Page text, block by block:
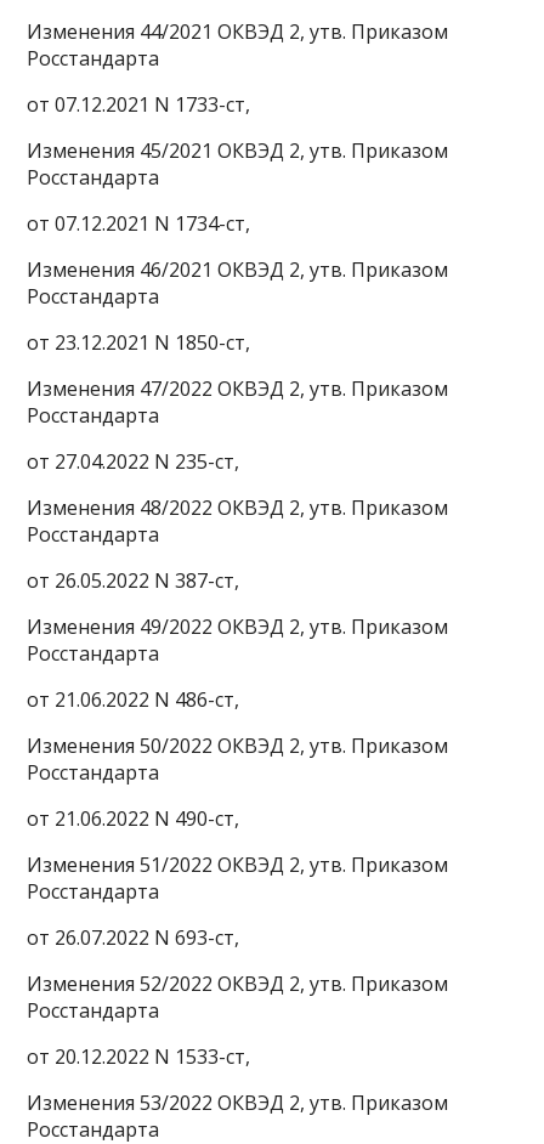
Изменения 44/2021 ОКВЭД 2, утв. Приказом
Росстандарта
от 07.12.2021 N 1733-ст,
Изменения 45/2021 ОКВЭД 2, утв. Приказом
Росстандарта
от 07.12.2021 N 1734-ст,
Изменения 46/2021 ОКВЭД 2, утв. Приказом
Росстандарта
от 23.12.2021 N 1850-ст,
Изменения 47/2022 ОКВЭД 2, утв. Приказом
Росстандарта
от 27.04.2022 N 235-ст,
Изменения 48/2022 ОКВЭД 2, утв. Приказом
Росстандарта
от 26.05.2022 N 387-ст,
Изменения 49/2022 ОКВЭД 2, утв. Приказом
Росстандарта
от 21.06.2022 N 486-ст,
Изменения 50/2022 ОКВЭД 2, утв. Приказом
Росстандарта
от 21.06.2022 N 490-ст,
Изменения 51/2022 ОКВЭД 2, утв. Приказом
Росстандарта
от 26.07.2022 N 693-ст,
Изменения 52/2022 ОКВЭД 2, утв. Приказом
Росстандарта
от 20.12.2022 N 1533-ст,
Изменения 53/2022 ОКВЭД 2, утв. Приказом
Росстандарта